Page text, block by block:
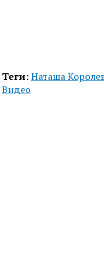
Теги:Наташа
Видео